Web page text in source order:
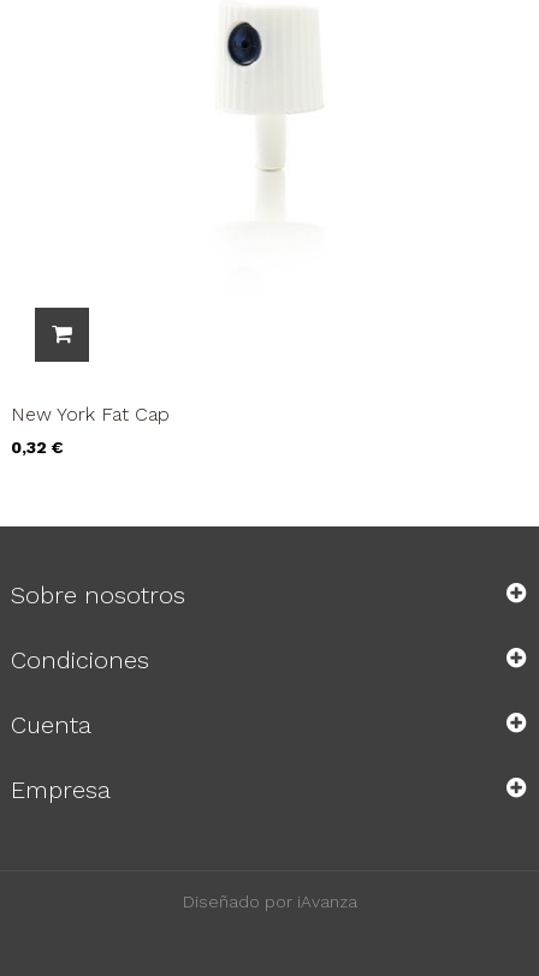
New York Fat Cap
Precio
0,32 €
Sobre nosotros
Condiciones
Cuenta
Empresa
Diseñado por iAvanza